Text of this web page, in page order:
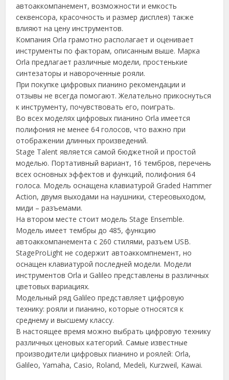
автоаккомпанемент, возможности и емкость
секвенсора, красочность и размер дисплея) также
влияют на цену инструментов.
Компания Orla грамотно располагает и оценивает
инструменты по факторам, описанным выше. Марка
Orla предлагает различные модели, простенькие
синтезаторы и навороченные рояли.
При покупке цифровых пианино рекомендации и
отзывы не всегда помогают. Желательно прикоснуться
к инструменту, почувствовать его, поиграть.
Во всех моделях цифровых пианино Orla имеется
полифония не менее 64 голосов, что важно при
отображении длинных произведений.
Stage Talent является самой бюджетной и простой
моделью. Портативный вариант, 16 тембров, перечень
всех основных эффектов и функций, полифония 64
голоса. Модель оснащена клавиатурой Graded Hammer
Action, двумя выходами на наушники, стереовыходом,
миди – разъемами.
На втором месте стоит модель Stage Ensemble.
Модель имеет тембры до 485, функцию
автоаккомпанемента с 260 стилями, разъем USB.
StageProLight не содержит автоаккомпнемент, но
оснащен клавиатурой последней модели. Модели
инструментов Orla и Galileo представлены в различных
цветовых вариациях.
Модельный ряд Galileo представляет цифровую
технику: рояли и пианино, которые относятся к
среднему и высшему классу.
В настоящее время можно выбрать цифровую технику
различных ценовых категорий. Самые известные
производители цифровых пианино и роялей: Orla,
Galileo, Yamaha, Casio, Roland, Medeli, Kurzweil, Kawai.